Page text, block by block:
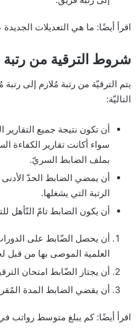
اقرأ أيضًا: ما هي التعديلات
شروط الترقية من رتبة
يتم الترقيّة من رتبة مُلازم إلى
التاليّة:
أن تكون نتيجة جميع
سواء أكانت تقارير الكفاءة
بملف الضابط السريّ.
أن يمضي الضابط الحدّ الأدنى
الرتبة التي يشغلها.
أن يكون الضابط تامّ التّأهل
أن يحصل الضّابط على
العلمية الموصى بها من قبل
أن يجتاز الضّابط امتحان
أن يقضي الضابط المدة
اقرأ أيضًا: كم يبلغ متوسط رواتب